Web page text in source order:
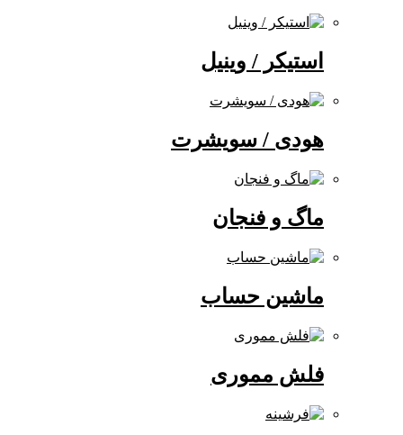
استیکر / وینیل
هودی / سویشرت
ماگ و فنجان
ماشین حساب
فلش مموری